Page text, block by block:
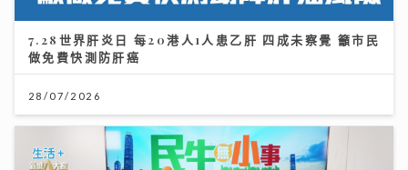
7.28世界肝炎日 每20港人1人患乙肝 四成未察覺 籲市民
做免費快測防肝癌
28/07/2026